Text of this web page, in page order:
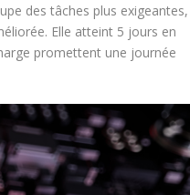
des tâches plus exigeantes,
Elle atteint 5 jours en
promettent une journée